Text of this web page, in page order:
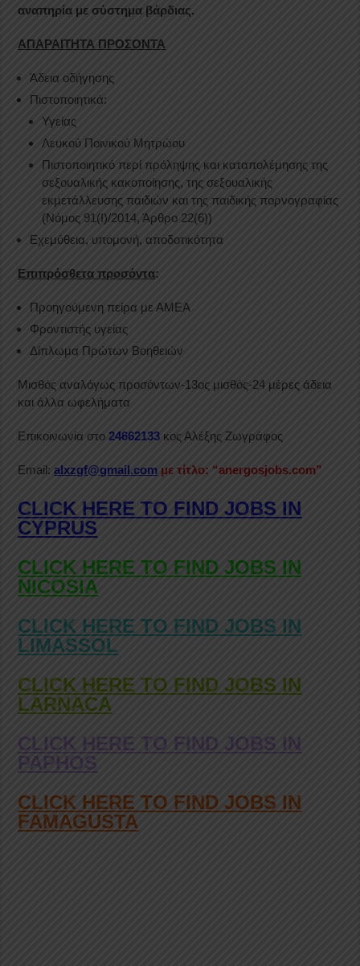
αναπηρία με σύστημα βάρδιας.
ΑΠΑΡΑΙΤΗΤΑ ΠΡΟΣΟΝΤΑ
Άδεια οδήγησης
Πιστοποιητικά:
Υγείας
Λευκού Ποινικού Μητρώου
Πιστοποιητικό περί πρόληψης και καταπολέμησης της
σεξουαλικής κακοποίησης, της σεξουαλικής
εκμετάλλευσης παιδιών και της παιδικής πορνογραφίας
(Νόμος 91(Ι)/2014, Άρθρο 22(6))
Εχεμύθεια, υπομονή, αποδοτικότητα
Επιπρόσθετα προσόντα:
Προηγούμενη πείρα με ΑΜΕΑ
Φροντιστής υγείας
Δίπλωμα Πρώτων Βοηθειών
Μισθός αναλόγως προσόντων-13ος μισθός-24 μέρες άδεια
και άλλα ωφελήματα
Επικοινωνία στο24662133 κος Αλέξης Ζωγράφος
Email:alxzgf@gmail.com με τίτλο: “anergosjobs.com”
CLICK HERE TO FIND JOBS IN
CYPRUS
CLICK HERE TO FIND JOBS IN
NICOSIA
CLICK HERE TO FIND JOBS IN
LIMASSOL
CLICK HERE TO FIND JOBS IN
LARNACA
CLICK HERE TO FIND JOBS IN
PAPHOS
CLICK HERE TO FIND JOBS IN
FAMAGUSTA